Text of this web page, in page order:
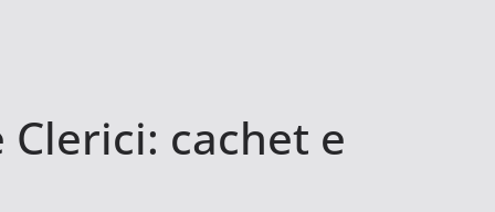
cachet e